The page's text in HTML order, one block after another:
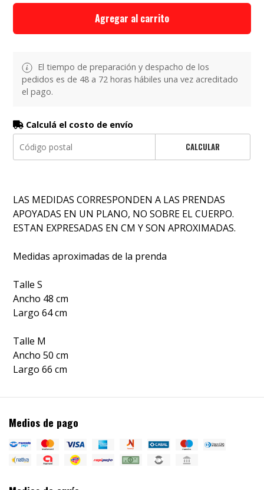
Agregar al carrito
El tiempo de preparación y despacho de los
pedidos es de 48 a 72 horas hábiles una vez acreditado
el pago.
Calculá el costo de envío
CALCULAR
LAS MEDIDAS CORRESPONDEN A LAS PRENDAS
APOYADAS EN UN PLANO, NO SOBRE EL CUERPO.
ESTAN EXPRESADAS EN CM Y SON APROXIMADAS.
Medidas aproximadas de la prenda
Talle S
Ancho 48 cm
Largo 64 cm
Talle M
Ancho 50 cm
Largo 66 cm
Medios de pago